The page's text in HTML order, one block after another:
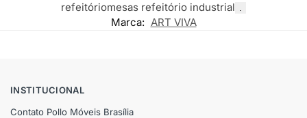
refeitóriomesas refeitório industrial .
Marca: ART VIVA
INSTITUCIONAL
Contato Pollo Móveis Brasília